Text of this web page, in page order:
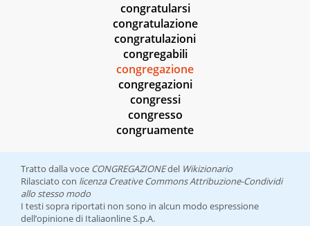
congratularsi
congratulazione
congratulazioni
congregabili
congregazione
congregazioni
congressi
congresso
congruamente
Tratto dalla voce CONGREGAZIONEdel Wikizionario
Rilasciato con licenza Creative Commons Attribuzione-Condividi
allo stesso modo
I testi sopra riportati non sono in alcun modo espressione
dell’opinione di Italiaonline S.p.A.